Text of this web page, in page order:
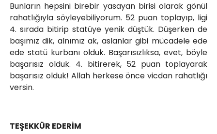
Bunların hepsini birebir yasayan birisi olarak gönül
rahatlığıyla söyleyebiliyorum. 52 puan toplayıp, ligi
4. sırada bitirip statüye yenik düştük. Düşerken de
başımız dik, alnımız ak, aslanlar gibi mücadele ede
ede statü kurbanı olduk. Başarısızlıksa, evet, böyle
başarısız olduk. 4. bitirerek, 52 puan toplayarak
başarısız olduk! Allah herkese önce vicdan rahatlığı
versin.
TEŞEKKÜR EDERİM